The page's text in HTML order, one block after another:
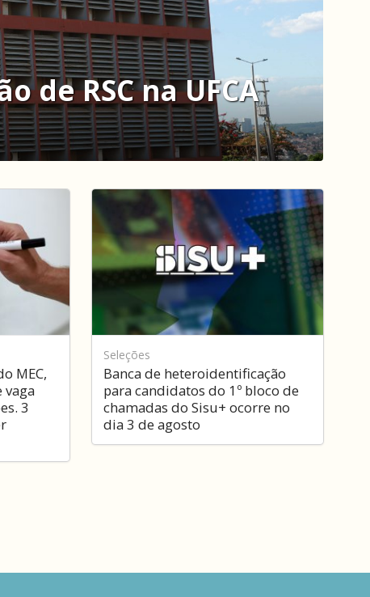
de RSC na UFCA
MEC,
vaga
3
Seleções
Banca de heteroidentificação
para candidatos do 1º bloco de
chamadas do Sisu+ ocorre no
dia 3 de agosto